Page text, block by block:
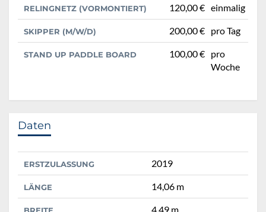
RELINGNETZ (VORMONTIERT) 120,00 € einmalig
SKIPPER (M/W/D) 200,00 € pro Tag
STAND UP PADDLE BOARD 100,00 € pro
Woche
Daten
ERSTZULASSUNG 2019
LÄNGE 14,06 m
4,49 m